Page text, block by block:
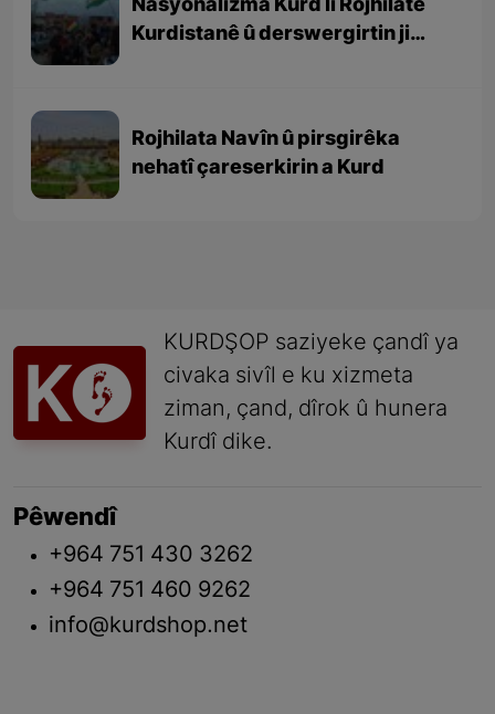
Nasyonalîzma Kurd li Rojhilatê
Kurdistanê û derswergirtin ji
Rojhilata Navîn û pirsgirêka
nehatî çareserkirin a Kurd
KURDŞOP saziyeke çandî ya
civaka sivîl e ku xizmeta
ziman, çand, dîrok û hunera
Kurdî dike.
Pêwendî
+964 751 430 3262
+964 751 460 9262
info@kurdshop.net